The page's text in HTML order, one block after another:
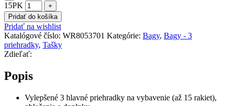
15PK
Pridať do košíka
Pridať na wishlist
Katalógové číslo: WR8053701 Kategórie: Bagy, Bagy - 3
priehradky, Tašky
Zdieľať:
Popis
Vylepšené 3 hlavné priehradky na vybavenie (až 15 rakiet),